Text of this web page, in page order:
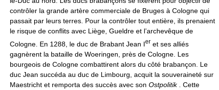
contrôler la grande artère commerciale de Bruges à Cologne qui
passait par leurs terres. Pour la contrôler tout entière, ils prenaient
le risque de conflits avec Liège, Gueldre et l’archevêque de
Cologne. En 1288, le duc de Brabant Jean Ier et ses alliés
gagnèrent la bataille de Woeringen, près de Cologne. Les
bourgeois de Cologne combattirent alors du côté brabançon. Le
duc Jean succéda au duc de Limbourg, acquit la souveraineté sur
Maestricht et remporta des succès avec son Ostpolitik. Cette